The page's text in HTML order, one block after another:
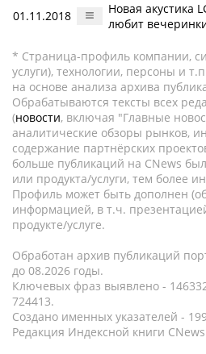
01.11.2018
Новая акустика
любит
* Страница-профиль компании,
услуги), технологии, персоны и
на основе анализа архива
Обрабатываются тексты всех
(новости, включая "Главные
аналитические обзоры рынков,
содержание партнёрских
больше публикаций на CNews
или продукта/услуги, тем более
Профиль может быть дополнен
информацией, в т.ч.
продукте/услуге.
Обработан архив публикаций
до 08.2026 годы.
Ключевых фраз выявлено -
724413.
Создано именных указателей -
Редакция Индексной книги